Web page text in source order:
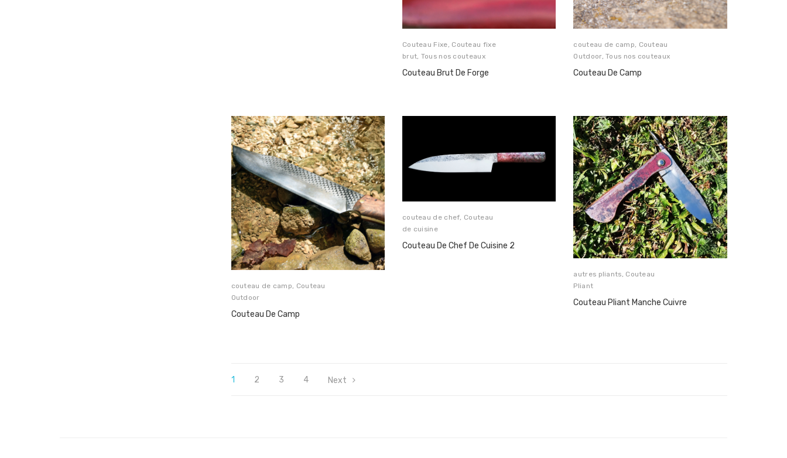
Couteau Fixe, Couteau fixe
brut, Tous nos couteaux
Couteau Brut De Forge
couteau de camp, Couteau
Outdoor,Tous nos couteaux
Couteau De Camp
couteau de camp, Couteau
Outdoor
Couteau De Camp
couteau de chef Couteau
de cuisine
Couteau De Chef De Cuisine 2
autres pliants, Couteau
Pliant
Couteau Pliant Manche Cuivre
1 2 3 4 Next